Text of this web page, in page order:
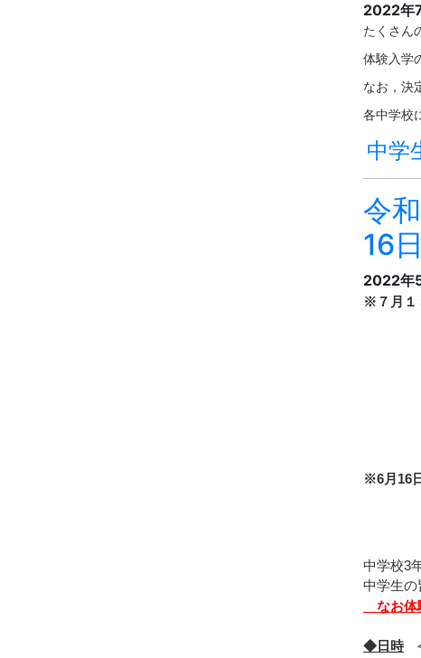
2022年
たくさん
体験入学
なお，決
各中学校
中学
令
16
2022年
※７月１
多く
本日
報告
今し
※6月16
修正
中学校3
中学生の
なお体
◆日時